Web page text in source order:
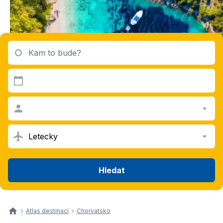
Kam to bude?
Letecky
Hledat
Atlas destinací Chorvatsko